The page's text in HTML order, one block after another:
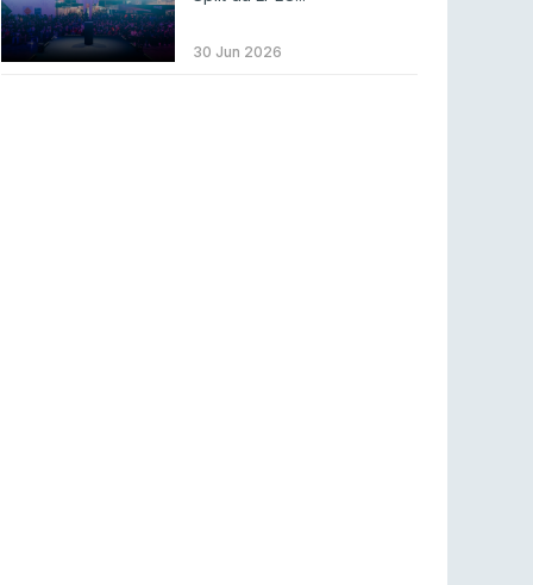
Betclic renova parceria com a RTP Arena para
a época 2026/27
30 Jun 2026